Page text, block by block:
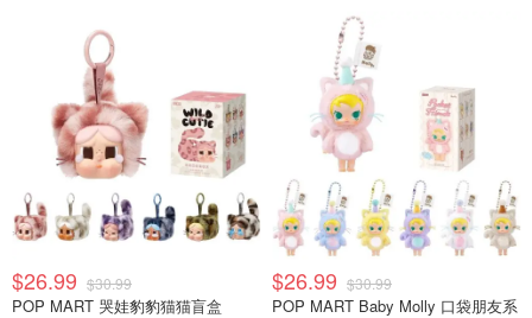
$26.99 $30.99
POP MART 哭娃豹豹猫猫盲盒
$26.99 $30.99
POP MART Baby Molly 口袋朋友系